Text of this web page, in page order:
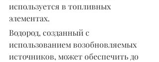
используется в топливных
элементах.
Водород, созданный с
использованием возобновляемых
источников, может обеспечить до